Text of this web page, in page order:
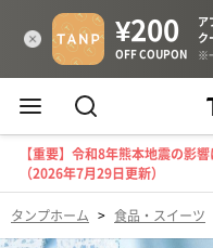
【重要】令和8年熊本地震の影
（2026年7月29日更新）
タンプホーム > 食品・スイーツ